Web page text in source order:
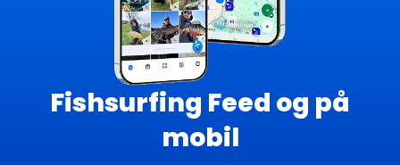
Fishsurfing Feed og på
mobil